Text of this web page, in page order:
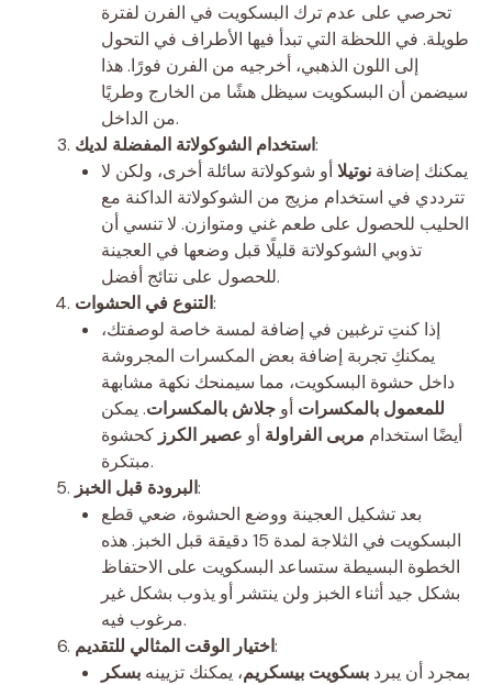
تحرصي على عدم ترك البسكويت في الفرن لفترة
طويلة. في اللحظة التي تبدأ فيها الأطراف في التحول
إلى اللون الذهبي، أخرجيه من الفرن فورًا. هذا
سيضمن أن البسكويت سيظل هشًا من الخارج وطريًا
من الداخل.
استخدام الشوكولاتة المفضلة لديك:
يمكنك إضافة نوتيلا أو شوكولاتة سائلة أخرى، ولكن لا
تترددي في استخدام مزيج من الشوكولاتة الداكنة مع
الحليب للحصول على طعم غني ومتوازن. لا تنسي أن
تذوبي الشوكولاتة قليلًا قبل وضعها في العجينة
للحصول على نتائج أفضل.
التنوع في الحشوات:
إذا كنتِ ترغبين في إضافة لمسة خاصة لوصفتك،
يمكنكِ تجربة إضافة بعض المكسرات المجروشة
داخل حشوة البسكويت، مما سيمنحك نكهة مشابهة
للمعمول بالمكسرات أو جلاش بالمكسرات. يمكن
أيضًا استخدام مربى الفراولة أو عصير الكرز كحشوة
مبتكرة.
البرودة قبل الخبز:
بعد تشكيل العجينة ووضع الحشوة، ضعي قطع
البسكويت في الثلاجة لمدة 15 دقيقة قبل الخبز. هذه
الخطوة البسيطة ستساعد البسكويت على الاحتفاظ
بشكل جيد أثناء الخبز ولن ينتشر أو يذوب بشكل غير
مرغوب فيه.
اختيار الوقت المثالي للتقديم:
بمجرد أن يبرد بسكويت بيسكريم، يمكنك تزيينه بسكر